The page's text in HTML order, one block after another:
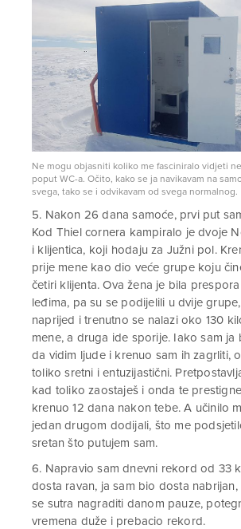
Ne mogu objasniti koliko me fasciniralo vidjeti
poput WC-a. Očito, kako se ja navikavam na
svega, tako se i odvikavam od svega normalnog.
5. Nakon 26 dana samoće, prvi put
Kod Thiel cornera kampiralo je dvoje
i klijentica, koji hodaju za Južni pol.
prije mene kao dio veće grupe koju
četiri klijenta. Ova žena je bila
leđima, pa su se podijelili u dvije
naprijed i trenutno se nalazi oko 130
mene, a druga ide sporije. Iako sam ja
da vidim ljude i krenuo sam ih zagrliti,
toliko sretni i entuzijastični.
kad toliko zaostaješ i onda te
krenuo 12 dana nakon tebe. A učinilo
jedan drugom dodijali, što me
sretan što putujem sam.
6. Napravio sam dnevni rekord od 33
dosta ravan, ja sam bio dosta
se sutra nagraditi danom pauze,
vremena duže i prebacio rekord.